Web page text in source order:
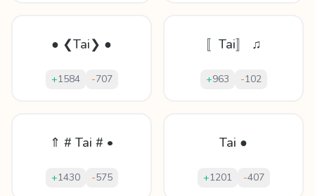
● ❮Tai❯ ●
+1584 -707
〚Tai〛 ♫
+963 -102
⇑ # Tai # •
+1430 -575
Tai ●
+1201 -407